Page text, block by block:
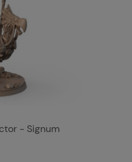
- Signum